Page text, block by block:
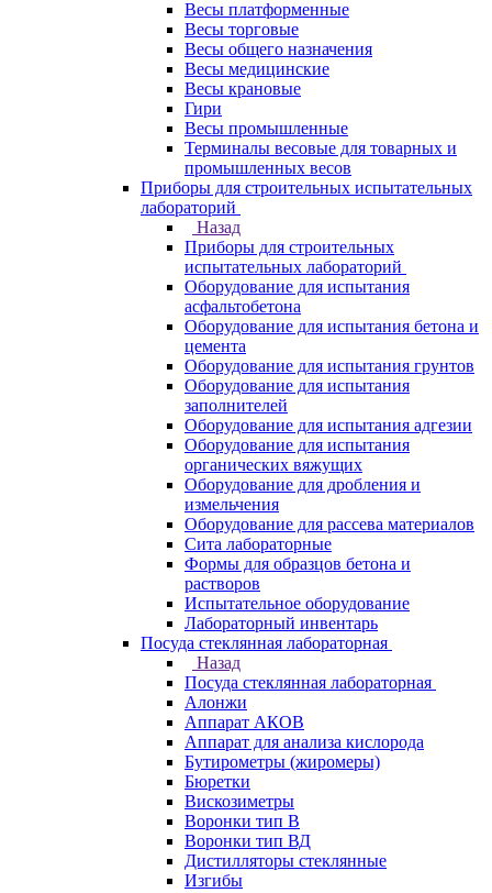
Весы платформенные
Весы торговые
Весы общего назначения
Весы медицинские
Весы крановые
Гири
Весы промышленные
Терминалы весовые для товарных и
промышленных весов
Приборы для строительных испытательных
лабораторий
Назад
Приборы для строительных
испытательных лабораторий
Оборудование для испытания
асфальтобетона
Оборудование для испытания бетона и
цемента
Оборудование для испытания грунтов
Оборудование для испытания
заполнителей
Оборудование для испытания адгезии
Оборудование для испытания
органических вяжущих
Оборудование для дробления и
измельчения
Оборудование для рассева материалов
Сита лабораторные
Формы для образцов бетона и
растворов
Испытательное оборудование
Лабораторный инвентарь
Посуда стеклянная лабораторная
Назад
Посуда стеклянная лабораторная
Алонжи
Аппарат АКОВ
Аппарат для анализа кислорода
Бутирометры (жиромеры)
Бюретки
Вискозиметры
Воронки тип В
Воронки тип ВД
Дистилляторы стеклянные
Изгибы